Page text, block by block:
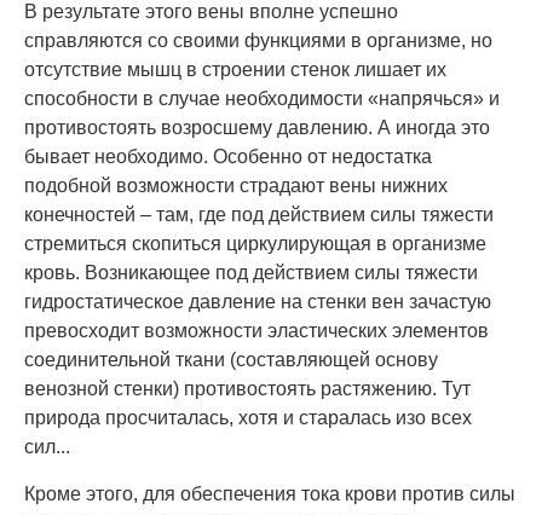
В результате этого вены вполне успешно
справляются со своими функциями в организме, но
отсутствие мышц в строении стенок лишает их
способности в случае необходимости «напрячься» и
противостоять возросшему давлению. А иногда это
бывает необходимо. Особенно от недостатка
подобной возможности страдают вены нижних
конечностей – там, где под действием силы тяжести
стремиться скопиться циркулирующая в организме
кровь. Возникающее под действием силы тяжести
гидростатическое давление на стенки вен зачастую
превосходит возможности эластических элементов
соединительной ткани (составляющей основу
венозной стенки) противостоять растяжению. Тут
природа просчиталась, хотя и старалась изо всех
сил...
Кроме этого, для обеспечения тока крови против силы